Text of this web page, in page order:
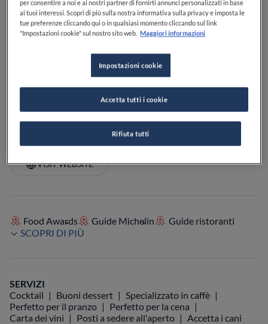
Via Margone, 1538123TrentoTNItalia
VEDI SULLA MAPPA
VISIT WEBSITE
Food Awards Guide Michelin
Guide ristoranti
SCOPRI DI PIÙ
SERVIZI
Cocktail
Buoni dessert
Specializzato in caffè
Perfetto per il pranzo
Perfetto per la cena
Carta dei vini
Posti a sedere all'aperto Accetta i cani
per consentire a noi e ai nostri partner di fornirti annunci personalizzati in base
ai tuoi interessi. Scopri di più sulla nostra informativa sulla privacy e imposta le
tue preferenze cliccando qui o in qualsiasi momento cliccando sul link
"Impostazioni cookie" sul nostro sito web. Maggiori informazioni
Impostazioni cookie
Rifiuta tutti
Accetta tutti i cookie